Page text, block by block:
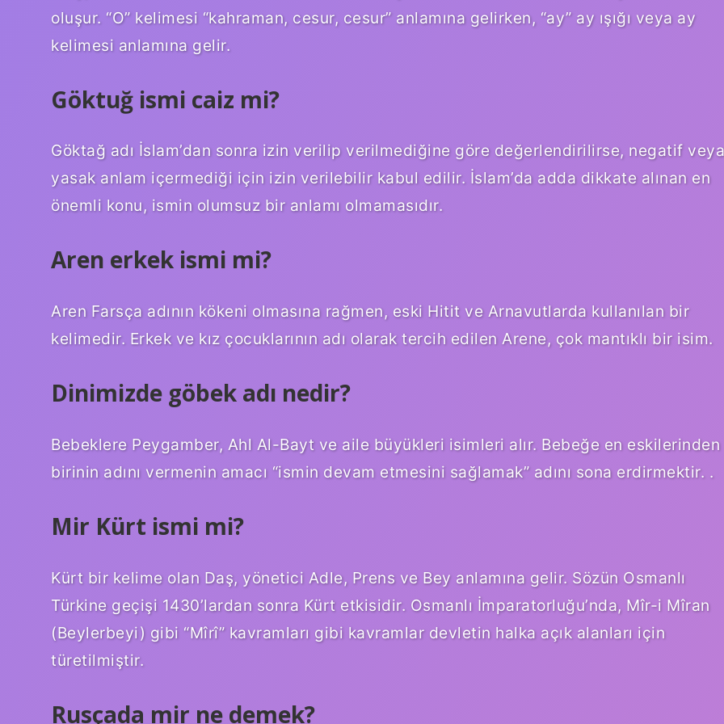
oluşur. “O” kelimesi “kahraman, cesur, cesur” anlamına gelirken, “ay” ay ışığı veya ay
kelimesi anlamına gelir.
Göktuğ ismi caiz mi?
Göktağ adı İslam’dan sonra izin verilip verilmediğine göre değerlendirilirse, negatif veya
yasak anlam içermediği için izin verilebilir kabul edilir. İslam’da adda dikkate alınan en
önemli konu, ismin olumsuz bir anlamı olmamasıdır.
Aren erkek ismi mi?
Aren Farsça adının kökeni olmasına rağmen, eski Hitit ve Arnavutlarda kullanılan bir
kelimedir. Erkek ve kız çocuklarının adı olarak tercih edilen Arene, çok mantıklı bir isim.
Dinimizde göbek adı nedir?
Bebeklere Peygamber, Ahl Al-Bayt ve aile büyükleri isimleri alır. Bebeğe en eskilerinden
birinin adını vermenin amacı “ismin devam etmesini sağlamak” adını sona erdirmektir. .
Mir Kürt ismi mi?
Kürt bir kelime olan Daş, yönetici Adle, Prens ve Bey anlamına gelir. Sözün Osmanlı
Türkine geçişi 1430’lardan sonra Kürt etkisidir. Osmanlı İmparatorluğu’nda, Mîr-i Mîran
(Beylerbeyi) gibi “Mîrî” kavramları gibi kavramlar devletin halka açık alanları için
türetilmiştir.
Rusçada mir ne demek?